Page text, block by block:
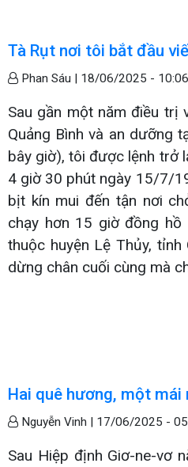
Tà Rụt nơi tôi bắt đầu
Phan Sáu | 18/06/2025 - 10:06
Sau gần một năm điều trị
Quảng Bình và an dưỡng
bây giờ), tôi được lệnh trở
4 giờ 30 phút ngày 15/7/
bịt kín mui đến tận nơi
chạy hơn 15 giờ đồng
thuộc huyện Lệ Thủy, tỉnh
dừng chân cuối cùng mà
Hai quê hương, một mái
Nguyễn Vinh | 17/06/2025 -
Sau Hiệp định Giơ-ne-vơ